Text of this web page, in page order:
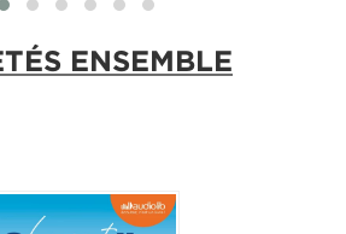
ENSEMBLE